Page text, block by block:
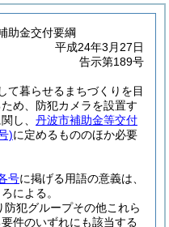
助金交付要綱
平成24年3月27日
告示第189号
て暮らせるまちづくりを目
め、防犯カメラを設置す
し、 丹波市補助金等交付
)に定めるもののほか必要
号に掲げる用語の意義は、
による。
犯グループその他これら
件のいずれにも該当する